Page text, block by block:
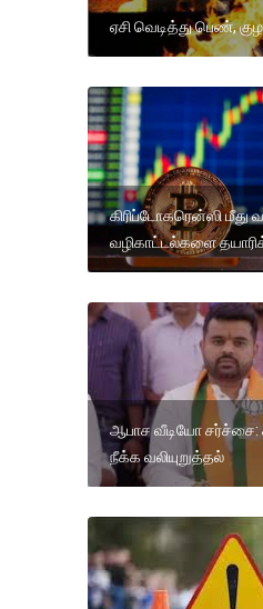
ஏசி வெடித்து பெண்,
கிரிப்டோகரென்ஸி மீது
வழிகாட்டல்களை
ஆபாச வீடியோ சர்ச்சை:
நீக்க வலியுறுத்தல்